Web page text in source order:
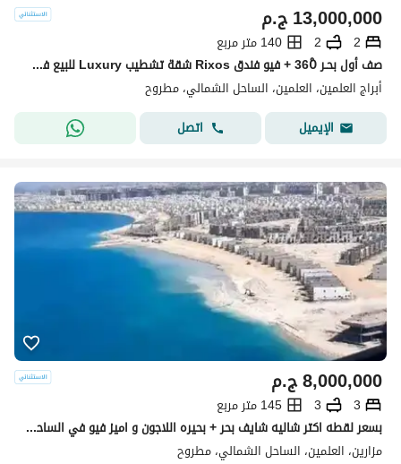
ج.م13,000,000
2
2
140 متر مربع
صف أول بحـر 360ْ + فيو فندق Rixos شقة تشطيب Luxury للبيع في أبراج العلمين الساحل الشمالي بجوار مارينا ومراسي Alamein Towers North Coast
أبراج العلمين، العلمين، الساحل الشمالي، مطروح
الإيميل
اتصل
ج.م8,000,000
3
3
145 متر مربع
بسعر لقطه اكتر شاليه شايف بحر + بحيره اللاجون و اميز فيو في الساحل صف اول تشطيب luxury وامكانيه التقسيط حتي اكبر عدد سنوات Mazarine دقايق مارينا8
مزارين، العلمين، الساحل الشمالي، مطروح